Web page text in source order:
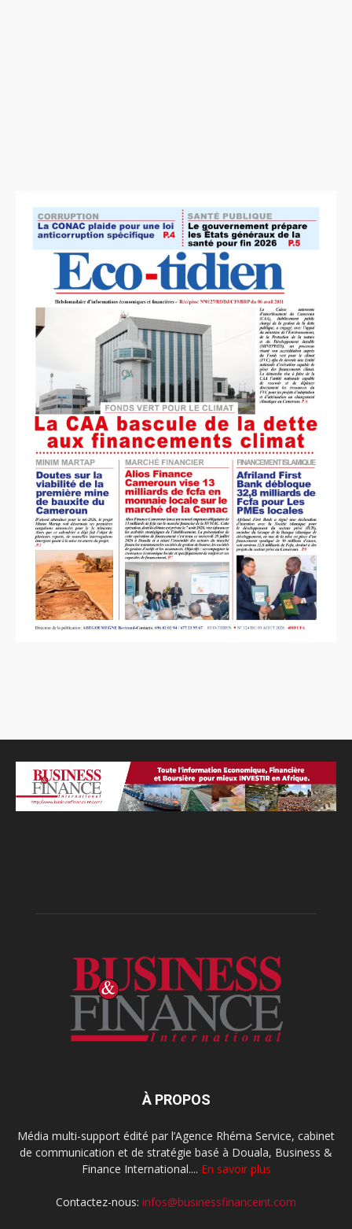
À PROPOS
Média multi-support édité par l’Agence Rhéma Service, cabinet
de communication et de stratégie basé à Douala, Business &
Finance International.... En savoir plus
Contactez-nous: infos@businessfinanceint.com